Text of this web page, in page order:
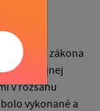
zákona
vo verejnej
v rozsahu
vykonané a